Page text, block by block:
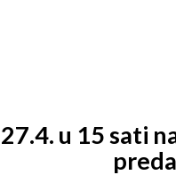
27.4. u 15 sati